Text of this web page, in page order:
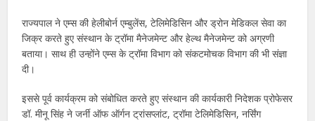
राज्यपाल ने एम्स की हेलीबोर्न एम्बुलेंस, टेलिमेडिसिन और ड्रोन मेडिकल सेवा का
जिक्र करते हुए संस्थान के ट्रॉमा मैनेजमेन्ट और हेल्थ मैनेजमेन्ट को अग्रणी
बताया। साथ ही उन्होंने एम्स के ट्रॉमा विभाग को संकटमोचक विभाग की भी संज्ञा
दी।
इससे पूर्व कार्यक्रम को संबोधित करते हुए संस्थान की कार्यकारी निदेशक प्रोफेसर
डॉ. मीनू सिंह ने जर्नी ऑफ ऑर्गन ट्रांसप्लांट, ट्रॉमा टेलिमेडिसिन, नर्सिंग